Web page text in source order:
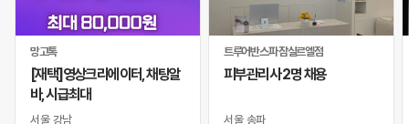
망고톡
[재택]영상크리에이터, 채팅알
바, 시급최대
서울 강남
트루어반스파 잠실르엘점
피부관리사 2명 채용
서울 송파